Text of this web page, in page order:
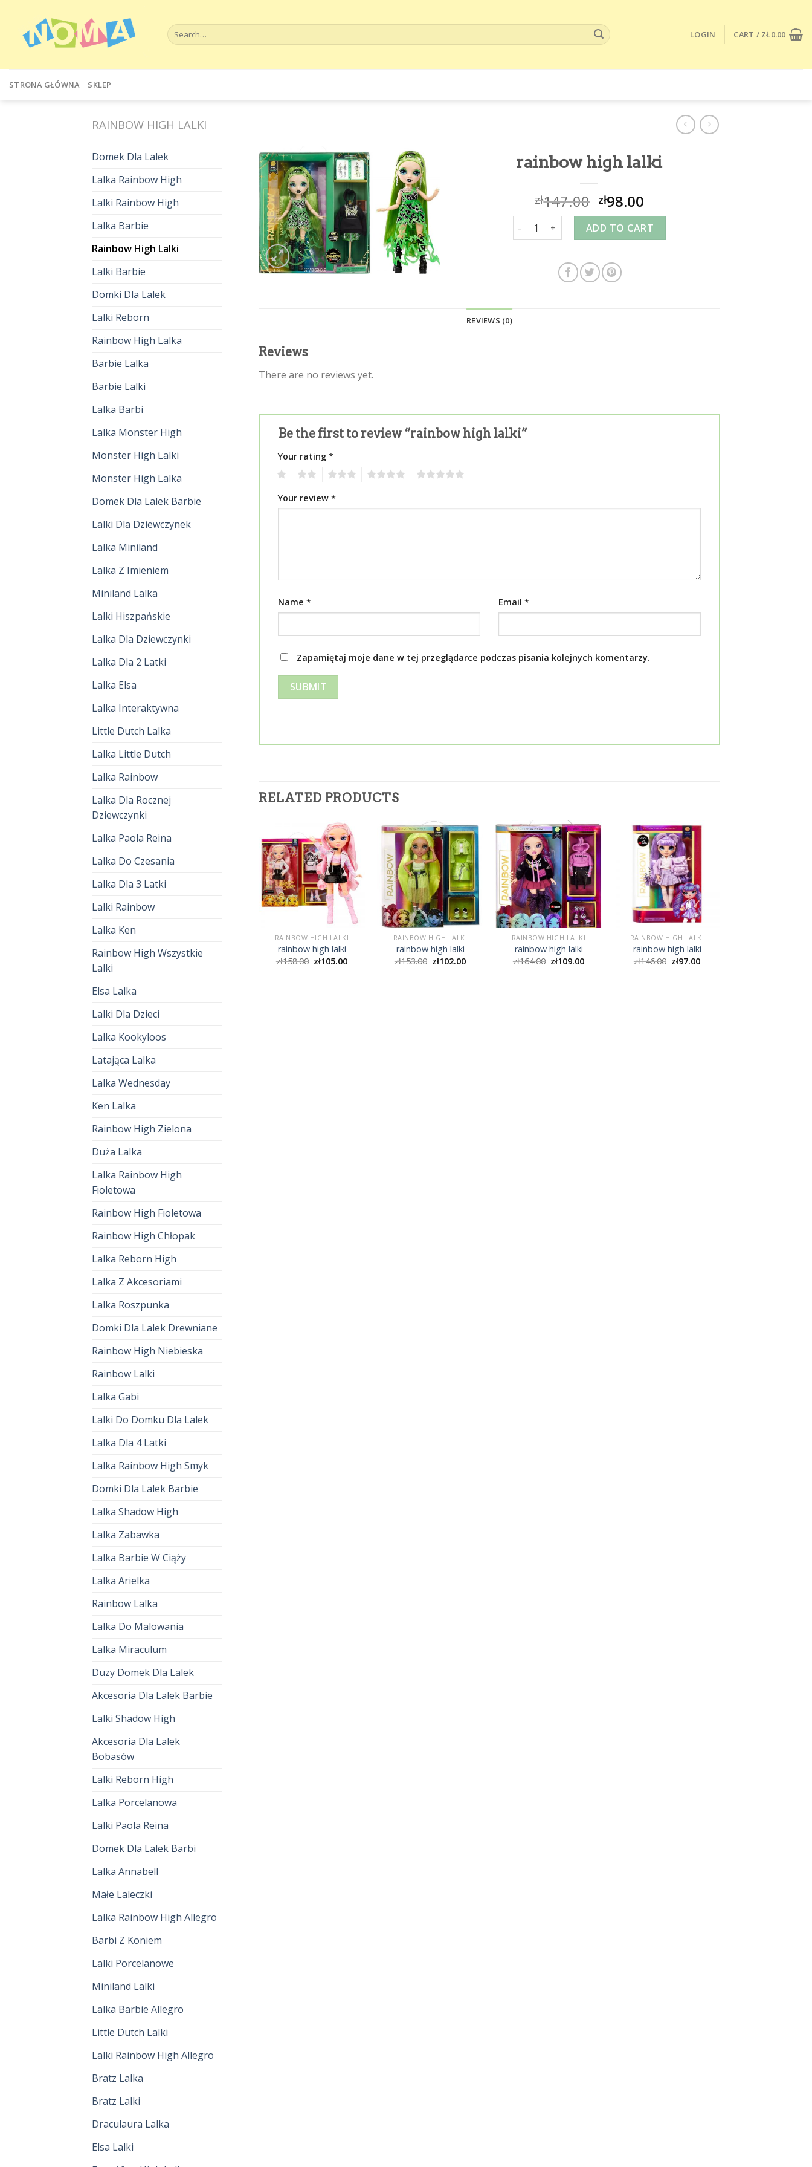
content
Search
for:
LOGIN CART / ZŁ0.00
STRONA GŁÓWNA SKLEP
RAINBOW HIGH LALKI
Domek Dla Lalek
Lalka Rainbow High
Lalki Rainbow High
Lalka Barbie
Rainbow High Lalki
Lalki Barbie
Domki Dla Lalek
Lalki Reborn
Rainbow High Lalka
Barbie Lalka
Barbie Lalki
Lalka Barbi
Lalka Monster High
Monster High Lalki
Monster High Lalka
Domek Dla Lalek Barbie
Lalki Dla Dziewczynek
Lalka Miniland
Lalka Z Imieniem
Miniland Lalka
Lalki Hiszpańskie
Lalka Dla Dziewczynki
Lalka Dla 2 Latki
Lalka Elsa
Lalka Interaktywna
Little Dutch Lalka
Lalka Little Dutch
Lalka Rainbow
Lalka Dla Rocznej
Dziewczynki
Lalka Paola Reina
Lalka Do Czesania
Lalka Dla 3 Latki
Lalki Rainbow
Lalka Ken
Rainbow High Wszystkie
Lalki
Elsa Lalka
Lalki Dla Dzieci
Lalka Kookyloos
Latająca Lalka
Lalka Wednesday
Ken Lalka
Rainbow High Zielona
Duża Lalka
Lalka Rainbow High
Fioletowa
Rainbow High Fioletowa
Rainbow High Chłopak
Lalka Reborn High
Lalka Z Akcesoriami
Lalka Roszpunka
Domki Dla Lalek Drewniane
Rainbow High Niebieska
Rainbow Lalki
Lalka Gabi
Lalki Do Domku Dla Lalek
Lalka Dla 4 Latki
Lalka Rainbow High Smyk
Domki Dla Lalek Barbie
Lalka Shadow High
Lalka Zabawka
Lalka Barbie W Ciąży
Lalka Arielka
Rainbow Lalka
Lalka Do Malowania
Lalka Miraculum
Duzy Domek Dla Lalek
Akcesoria Dla Lalek Barbie
Lalki Shadow High
Akcesoria Dla Lalek
Bobasów
Lalki Reborn High
Lalka Porcelanowa
Lalki Paola Reina
Domek Dla Lalek Barbi
Lalka Annabell
Małe Laleczki
Lalka Rainbow High Allegro
Barbi Z Koniem
Lalki Porcelanowe
Miniland Lalki
Lalka Barbie Allegro
Little Dutch Lalki
Lalki Rainbow High Allegro
Bratz Lalka
Bratz Lalki
Draculaura Lalka
Elsa Lalki
rainbow high lalki
zł147.00 zł98.00
rainbow high lalki quantity
ADD TO CART
REVIEWS (0)
Reviews
There are no reviews yet.
Be the first to review “rainbow high lalki”
Your rating *
Your review *
Name * Email *
Zapamiętaj moje dane w tej przeglądarce podczas pisania kolejnych komentarzy.
RELATED PRODUCTS
RAINBOW HIGH LALKI
rainbow high lalki
zł158.00 zł105.00
RAINBOW HIGH LALKI
rainbow high lalki
zł153.00 zł102.00
RAINBOW HIGH LALKI
rainbow high lalki
zł164.00 zł109.00
RAINBOW HIGH LALKI
rainbow high lalki
zł146.00 zł97.00
rainbow high lalki
rainbow high lalki
126.00